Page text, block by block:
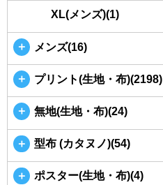
XL(メンズ)(1)
＋ メンズ(16)
＋ プリント(生地・布)(2198)
＋ 無地(生地・布)(24)
＋ 型布 (カタヌノ)(54)
＋ ポスター(生地・布)(4)